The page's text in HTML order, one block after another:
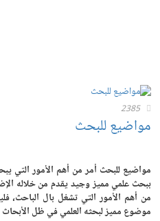
2385
مواضيع للبحث
مواضيع للبحث أمر من أهم الأمور التي
ببحث علمي مميز وجيد يقدم من خلاله
من أهم الأمور التي تشغل بال الباحث،
موضوع مميز لبحثه العلمي في ظل